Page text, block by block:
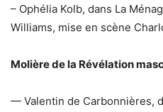
– Ophélia Kolb, dans La
Williams, mise en scène
Molière de la Révélation
— Valentin de Carbonnières,